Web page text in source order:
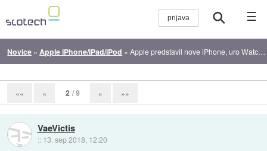
☰
Novice » Apple iPhone/iPad/iPod »Apple predstavil nove iPhone, uro Watch 4 in iOS 4
«« « 2 / 9 » »»
VaeVictis
:: 13. sep 2018, 12:20